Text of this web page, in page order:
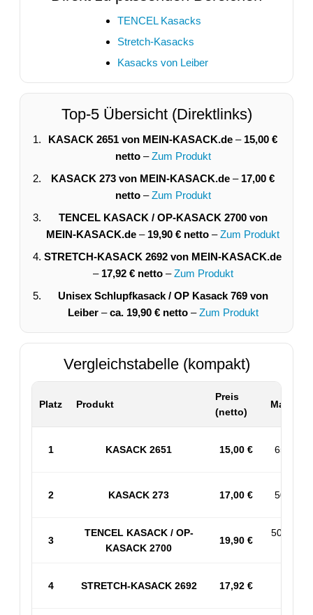
TENCEL Kasacks
Stretch-Kasacks
Kasacks von Leiber
Top-5 Übersicht (Direktlinks)
KASACK 2651 von MEIN-KASACK.de – 15,00 €
netto–Zum Produkt
KASACK 273 von MEIN-KASACK.de – 17,00 €
netto–Zum Produkt
TENCEL KASACK / OP-KASACK 2700 von
MEIN-KASACK.de – 19,90 € netto –Zum Produkt
STRETCH-KASACK 2692 von MEIN-KASACK.de
– 17,92 € netto–Zum Produkt
Unisex Schlupfkasack / OP Kasack 769 von
Leiber–ca. 19,90 € netto–Zum Produkt
Vergleichstabelle (kompakt)
Platz Produkt
Preis
(netto)
Material
1 KASACK 2651 15,00 € 65%
2 KASACK 273 17,00 € 50%
3
TENCEL KASACK / OP-
KASACK 2700
19,90 €
50%
4 STRETCH-KASACK 2692 17,92 €